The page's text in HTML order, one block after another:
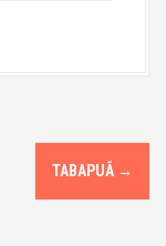
TABAPUÃ →